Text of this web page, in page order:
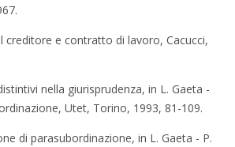
creditore e contratto di lavoro, Cacucci,
nella giurisprudenza, in L. Gaeta -
Utet, Torino, 1993, 81-109.
di parasubordinazione, in L. Gaeta - P.